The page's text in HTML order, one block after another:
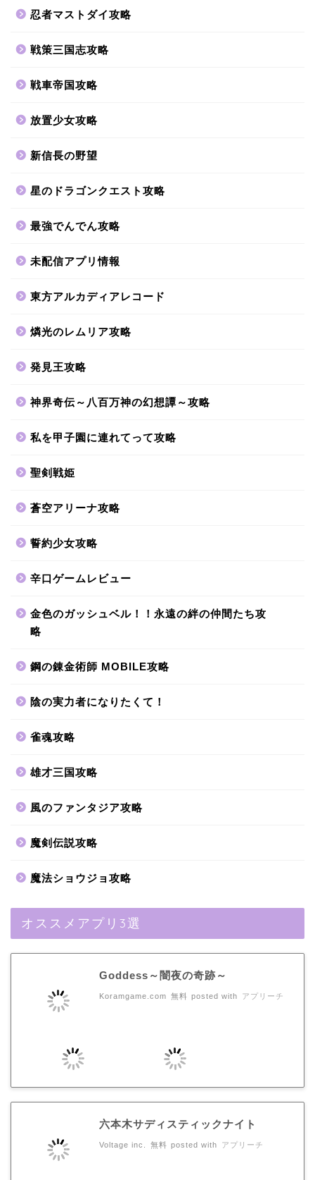
忍者マストダイ攻略
戦策三国志攻略
戦車帝国攻略
放置少女攻略
新信長の野望
星のドラゴンクエスト攻略
最強でんでん攻略
未配信アプリ情報
東方アルカディアレコード
燐光のレムリア攻略
発見王攻略
神界奇伝～八百万神の幻想譚～攻略
私を甲子園に連れてって攻略
聖剣戦姫
蒼空アリーナ攻略
誓約少女攻略
辛口ゲームレビュー
金色のガッシュベル！！永遠の絆の仲間たち攻
略
鋼の錬金術師 MOBILE攻略
陰の実力者になりたくて！
雀魂攻略
雄才三国攻略
風のファンタジア攻略
魔剣伝説攻略
魔法ショウジョ攻略
オススメアプリ3選
Goddess～闇夜の奇跡～
Koramgame.com 無料 posted with アプリーチ
六本木サディスティックナイト
Voltage inc. 無料 posted with アプリーチ